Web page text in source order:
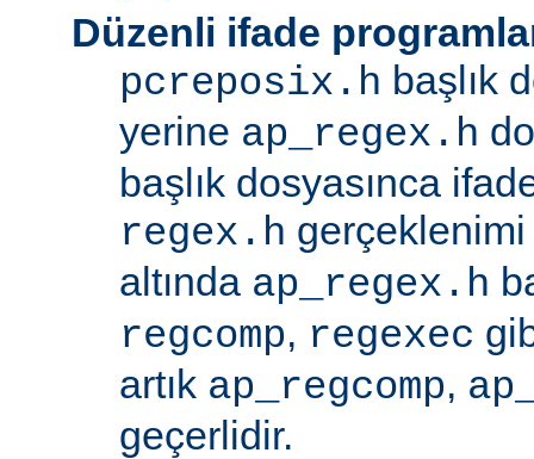
Düzenli ifade
pcreposix.h başlık
yerine ap_regex.h
başlık dosyasınca
regex.h
altında ap_regex.h
regcomp, regexec
artık ap_regcomp,
geçerlidir.